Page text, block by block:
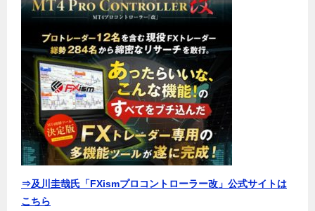
⇒及川圭哉氏「FXismプロコントローラー改」公式サイトは
こちら